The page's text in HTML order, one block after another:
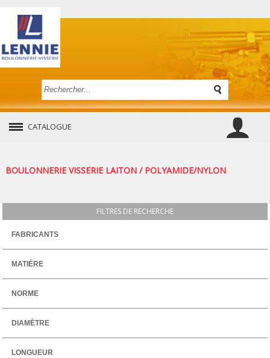
CATALOGUE
BOULONNERIE VISSERIE LAITON / POLYAMIDE/NYLON
FILTRES DE RECHERCHE
FABRICANTS
MATIÈRE
NORME
DIAMÈTRE
LONGUEUR